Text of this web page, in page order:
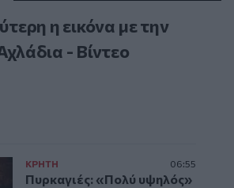
η εικόνα με την
- Βίντεο
ΚΡΗΤΗ 06:55
Πυρκαγιές: «Πολύ υψηλός»